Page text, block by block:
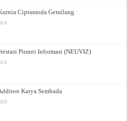
Ciptamoda Gemilang
Piranti Informasi (NEUVIZ)
Karya Sembada